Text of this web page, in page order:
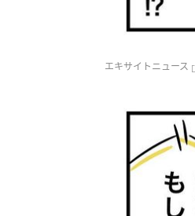
エキサイトニュース